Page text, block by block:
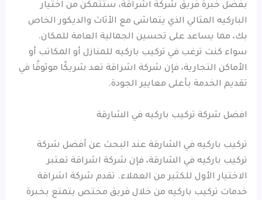
بفضل خبرة فريق شركة اشراقة، ستتمكن من اختيار
الباركيه المثالي الذي يتماشى مع الأثاث والديكور الخاص
بك، مما يساعد على تحسين الجمالية العامة للمكان.
سواء كنت ترغب في تركيب باركيه للمنازل أو المكاتب أو
الأماكن التجارية، فإن شركة اشراقة تعد شريكًا موثوقًا في
تقديم الخدمة بأعلى معايير الجودة.
افضل شركة تركيب باركيه في الشارقة
تركيب باركيه في الشارقة عند البحث عن أفضل شركة
تركيب باركيه في الشارقة، فإن شركة اشراقة تعتبر
الاختيار الأول للكثير من العملاء. تقدم شركة اشراقة
خدمات تركيب باركيه من خلال فريق مختص يتمتع بخبرة